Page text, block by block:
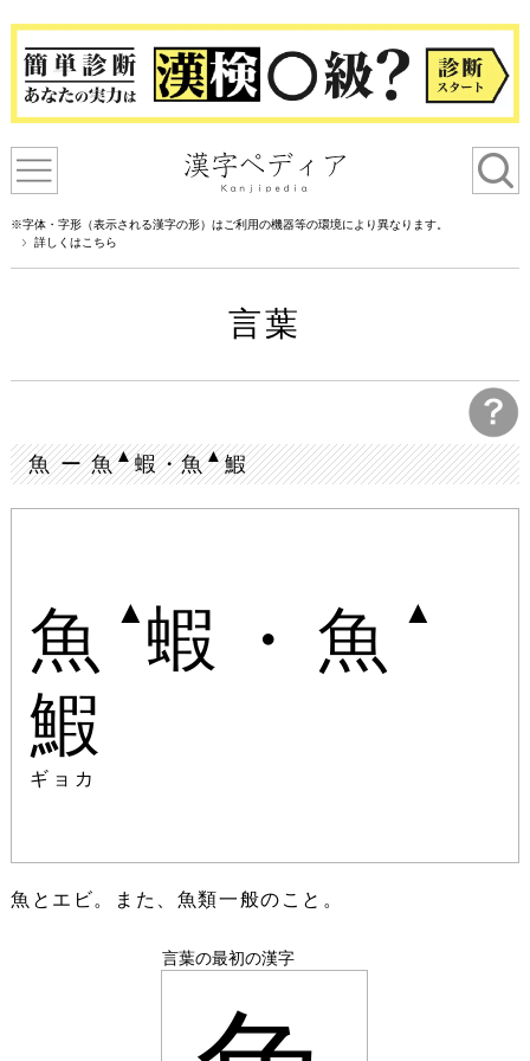
※字体・字形（表示される漢字の形）はご利用の機器等の環境により異なります。
詳しくはこちら
言葉
魚 ー 魚▲蝦・魚▲鰕
魚 ▲ 蝦・魚 ▲
鰕
ギョカ
魚とエビ。また、魚類一般のこと。
言葉の最初の漢字